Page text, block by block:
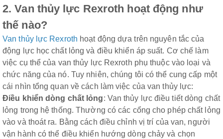
2. Van thủy lực Rexroth hoạt động như
thế nào?
Van thủy lực Rexroth hoạt động dựa trên nguyên tắc của
động lực học chất lỏng và điều khiển áp suất. Cơ chế làm
việc cụ thể của van thủy lực Rexroth phụ thuộc vào loại và
chức năng của nó. Tuy nhiên, chúng tôi có thể cung cấp một
cái nhìn tổng quan về cách làm việc của van thủy lực:
Điều khiển dòng chất lỏng: Van thủy lực điều tiết dòng chất
lỏng trong hệ thống. Thường có các cổng cho phép chất lỏng
vào và thoát ra. Bằng cách điều chỉnh vị trí của van, người
vận hành có thể điều khiển hướng dòng chảy và chọn